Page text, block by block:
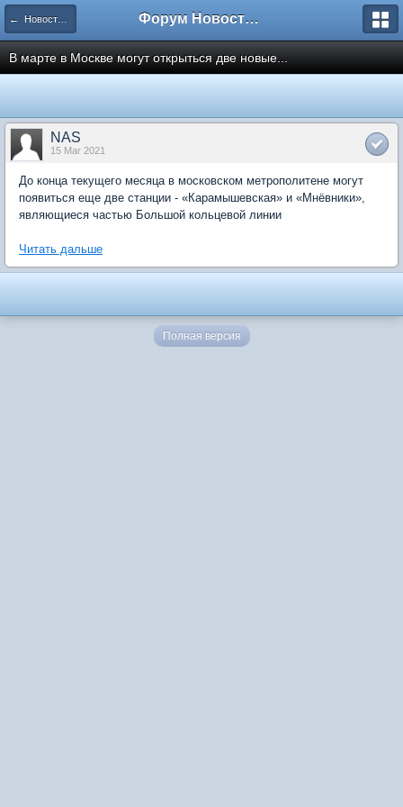
← Новости рынка недвижимости Форум Новостройки
В марте в Москве могут открыться две новые...
NAS
15 Mar 2021
До конца текущего месяца в московском метрополитене могут
появиться еще две станции - «Карамышевская» и «Мнёвники»,
являющиеся частью Большой кольцевой линии
Читать дальше
Полная версия